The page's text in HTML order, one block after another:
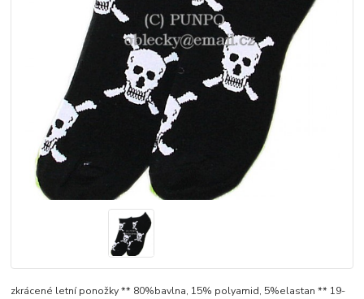
zkrácené letní ponožky ** 80%bavlna, 15% polyamid, 5%elastan ** 19-